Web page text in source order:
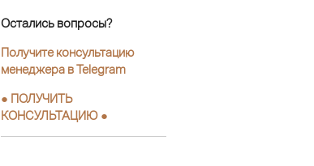
Остались вопросы?
Получите консультацию
менеджера в Telegram
● ПОЛУЧИТЬ
КОНСУЛЬТАЦИЮ ●